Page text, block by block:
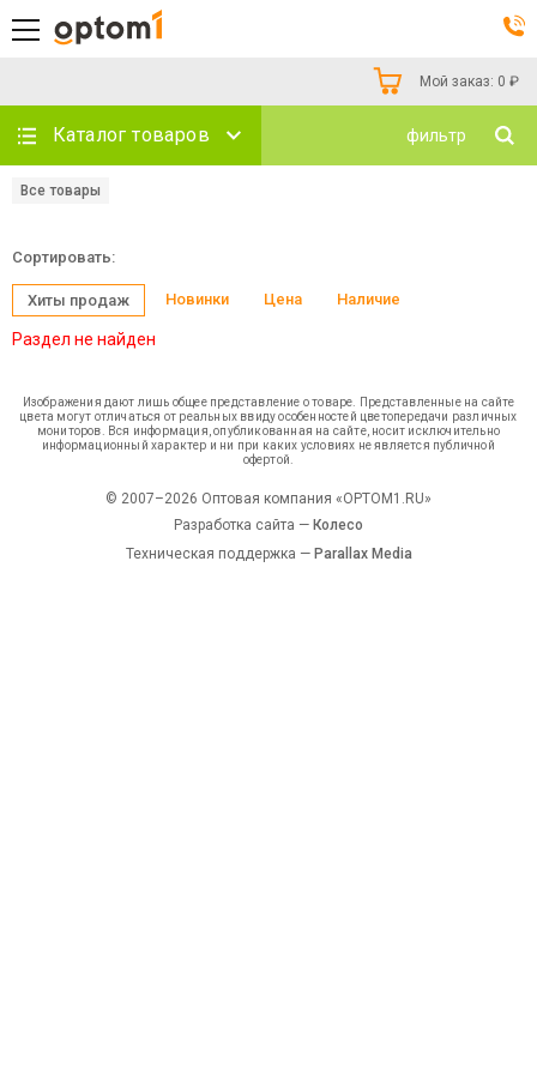
Мой заказ: 0 ₽
Каталог товаров фильтр
Все товары
Сортировать:
Хиты продаж Новинки Цена Наличие
Раздел не найден
Изображения дают лишь общее представление о товаре. Представленные на сайте
цвета могут отличаться от реальных ввиду особенностей цветопередачи различных
мониторов. Вся информация, опубликованная на сайте, носит исключительно
информационный характер и ни при каких условиях не является публичной
офертой.
© 2007–2026 Оптовая компания «OPTOM1.RU»
Разработка сайта — Колесо
Техническая поддержка — Parallax Media